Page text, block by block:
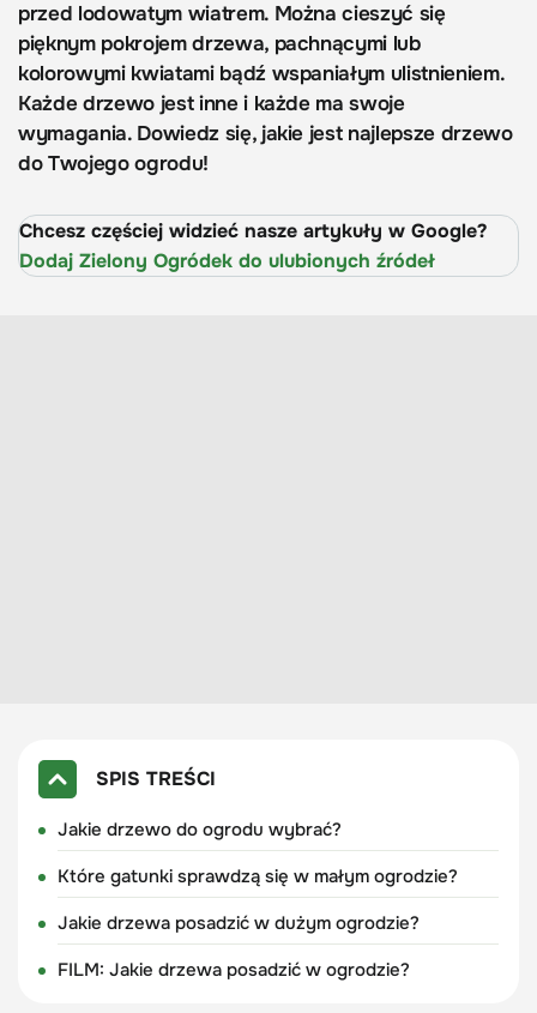
przed lodowatym wiatrem. Można cieszyć się
pięknym pokrojem drzewa, pachnącymi lub
kolorowymi kwiatami bądź wspaniałym ulistnieniem.
Każde drzewo jest inne i każde ma swoje
wymagania. Dowiedz się, jakie jest najlepsze drzewo
do Twojego ogrodu!
Chcesz częściej widzieć nasze artykuły w Google?
Dodaj Zielony Ogródek do ulubionych źródeł
SPIS TREŚCI
Jakie drzewo do ogrodu wybrać?
Które gatunki sprawdzą się w małym ogrodzie?
Jakie drzewa posadzić w dużym ogrodzie?
FILM: Jakie drzewa posadzić w ogrodzie?